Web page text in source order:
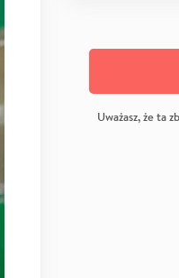
Uważasz, że ta